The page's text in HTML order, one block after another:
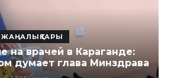
ЖАҢАЛЫҚТАРЫ
на врачей в Караганде:
думает глава Минздрава